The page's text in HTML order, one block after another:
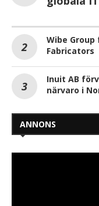
Wibe
Fabricators
Inuit AB
närvaro i
ANNONS